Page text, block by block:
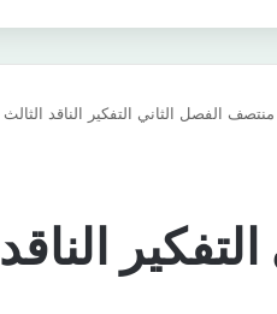
منتصف الفصل الثاني التفكير الناقد الثالث
الناقد